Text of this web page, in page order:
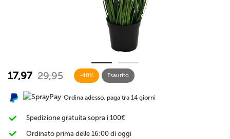
17,97 29,95 -40% Esaurito
Ordina adesso, paga tra 14 giorni
Spedizione gratuita sopra i 100€
Ordinato prima delle 16:00 di oggi